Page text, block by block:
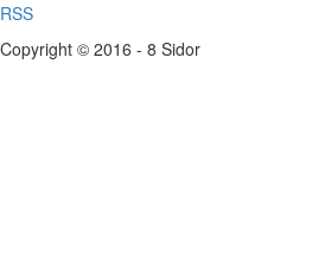
RSS
Copyright © 2016 - 8 Sidor